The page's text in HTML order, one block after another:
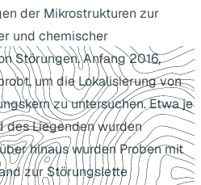
der Mikrostrukturen zur
und chemischer
Störungen. Anfang 2016,
um die Lokalisierung von
zu untersuchen. Etwa je
des Liegenden wurden
hinaus wurden Proben mit
zur Störungslette